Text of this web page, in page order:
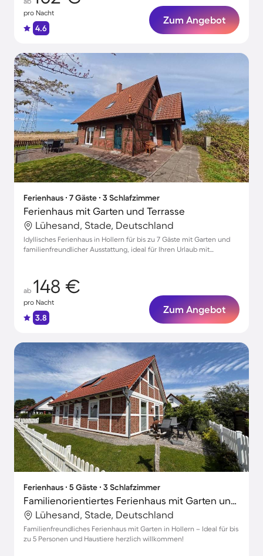
pro Nacht
4.6
Zum Angebot
Ferienhaus ∙ 7 Gäste ∙ 3 Schlafzimmer
Ferienhaus mit Garten und Terrasse
Lühesand, Stade, Deutschland
Idyllisches Ferienhaus in Hollern für bis zu 7 Gäste mit Garten und
familienfreundlicher Ausstattung, ideal für Ihren Urlaub mit
ab 148 €
pro Nacht
3.8
Zum Angebot
Ferienhaus ∙ 5 Gäste ∙ 3 Schlafzimmer
Familienorientiertes Ferienhaus mit Garten und Terrasse | Hunde erlaubt
Lühesand, Stade, Deutschland
Familienfreundliches Ferienhaus mit Garten in Hollern – Ideal für bis
zu 5 Personen und Haustiere herzlich willkommen!